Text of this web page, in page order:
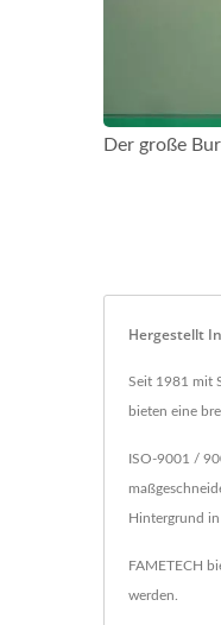
Hergestellt
Seit 1981 mit
bieten eine
ISO-9001 /
Hintergrund in
FAMETECH
werden.